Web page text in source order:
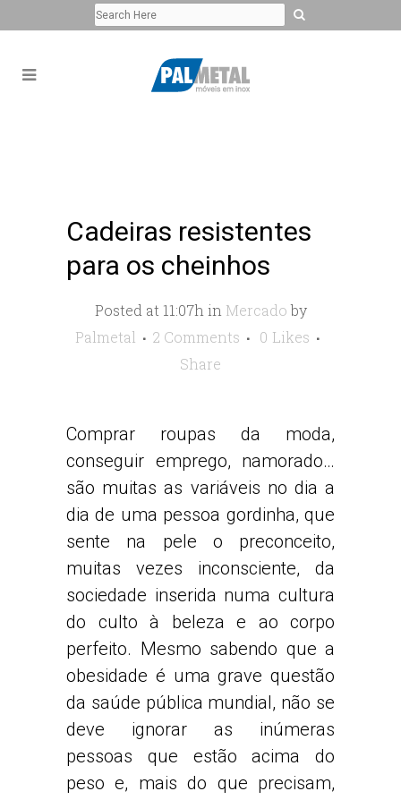
Cadeiras resistentes
para os cheinhos
Posted at 11:07h in Mercado by
Palmetal
2 Comments 0 Likes
Share
Comprar roupas da moda,
conseguir emprego, namorado…
são muitas as variáveis no dia a
dia de uma pessoa gordinha, que
sente na pele o preconceito,
muitas vezes inconsciente, da
sociedade inserida numa cultura
do culto à beleza e ao corpo
perfeito. Mesmo sabendo que a
obesidade é uma grave questão
da saúde pública mundial, não se
deve ignorar as inúmeras
pessoas que estão acima do
peso e, mais do que precisam,